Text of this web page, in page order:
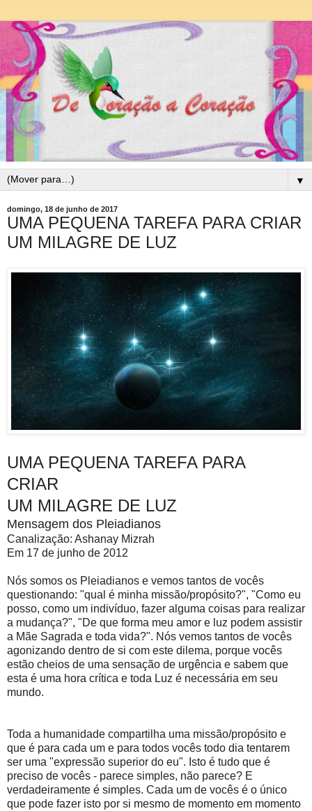
▼
domingo, 18 de junho de 2017
UMA PEQUENA TAREFA PARA CRIAR
UM MILAGRE DE LUZ
UMA PEQUENA TAREFA PARA
CRIAR
UM MILAGRE DE LUZ
Mensagem dos Pleiadianos
Canalização: Ashanay Mizrah
Em 17 de junho de 2012
Nós somos os Pleiadianos e vemos tantos de vocês
questionando: "qual é minha missão/propósito?", "Como eu
posso, como um indivíduo, fazer alguma coisas para realizar
a mudança?", "De que forma meu amor e luz podem assistir
a Mãe Sagrada e toda vida?". Nós vemos tantos de vocês
agonizando dentro de si com este dilema, porque vocês
estão cheios de uma sensação de urgência e sabem que
esta é uma hora crítica e toda Luz é necessária em seu
mundo.
Toda a humanidade compartilha uma missão/propósito e
que é para cada um e para todos vocês todo dia tentarem
ser uma "expressão superior do eu". Isto é tudo que é
preciso de vocês - parece simples, não parece? E
verdadeiramente é simples. Cada um de vocês é o único
que pode fazer isto por si mesmo de momento em momento